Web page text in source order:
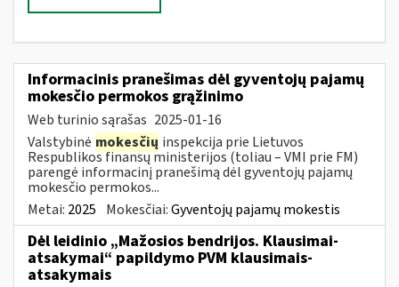
Informacinis pranešimas dėl gyventojų pajamų
mokesčio permokos grąžinimo
Web turinio sąrašas 2025-01-16
Valstybinė mokesčių inspekcija prie Lietuvos
Respublikos finansų ministerijos (toliau – VMI prie FM)
parengė informacinį pranešimą dėl gyventojų pajamų
mokesčio permokos...
Metai: 2025 Mokesčiai:Gyventojų pajamų mokestis
Dėl leidinio „Mažosios bendrijos. Klausimai-
atsakymai“ papildymo PVM klausimais-
atsakymais